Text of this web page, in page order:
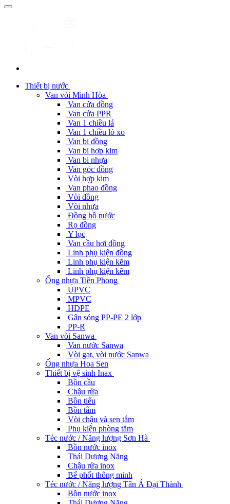
Thiết bị nước
Van vòi Minh Hòa
Van cửa đồng
Van cửa PPR
Van 1 chiều lá
Van 1 chiều lò xo
Van bi đồng
Van bi hợp kim
Van bi nhựa
Van góc đồng
Vòi hợp kim
Van phao đồng
Vòi đồng
Vòi nhựa
Đồng hồ nước
Rọ đồng
Y lọc
Van cầu hơi đồng
Linh phụ kiện đồng
Linh phụ kiện kẽm
Linh phụ kiện kẽm
Ống nhựa Tiền Phong
UPVC
MPVC
HDPE
Gân sóng PP-PE 2 lớp
PP-R
Van vòi Sanwa
Van nước Sanwa
Vòi gạt, vòi nước Sanwa
Ống nhựa Hoa Sen
Thiết bị vệ sinh Inax
Bồn cầu
Chậu rửa
Bồn tiểu
Bồn tắm
Vòi chậu và sen tắm
Phụ kiện phòng tắm
Téc nước / Năng lượng Sơn Hà
Bồn nước inox
Thái Dương Năng
Chậu rửa inox
Bể phốt thông minh
Téc nước / Năng lượng Tân Á Đại Thành
Bồn nước inox